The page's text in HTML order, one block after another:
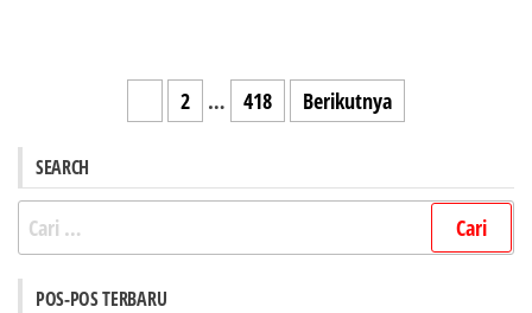
pos
2 … 418 Berikutnya
SEARCH
Cari
untuk:
POS-POS TERBARU